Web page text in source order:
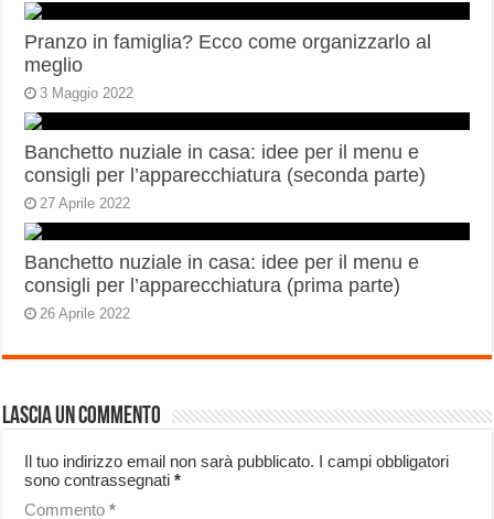
Pranzo in famiglia? Ecco come organizzarlo al
meglio
3 Maggio 2022
Banchetto nuziale in casa: idee per il menu e
consigli per l’apparecchiatura (seconda parte)
27 Aprile 2022
Banchetto nuziale in casa: idee per il menu e
consigli per l’apparecchiatura (prima parte)
26 Aprile 2022
Lascia un commento
Il tuo indirizzo email non sarà pubblicato. I campi obbligatori
sono contrassegnati*
Commento*